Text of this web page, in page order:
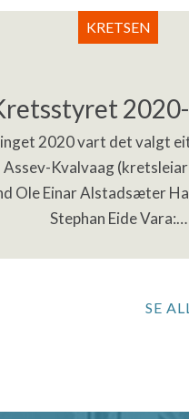
2020 vart det valgt
Assev-Kvalvaag
Ole Einar Alstadsæter
Stephan Eide Vara:…
KRETSEN
SE